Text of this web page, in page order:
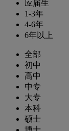
应届生
1-3年
4-6年
6年以上
全部
初中
高中
中专
大专
本科
硕士